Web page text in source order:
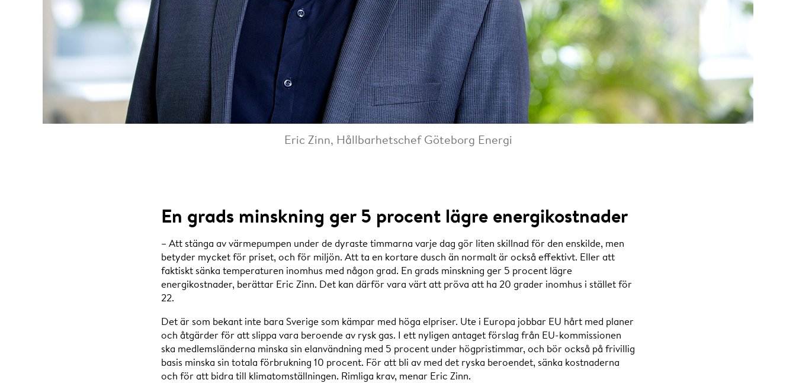
Eric Zinn, Hållbarhetschef Göteborg Energi
En grads minskning ger 5 procent lägre energikostnader
– Att stänga av värmepumpen under de dyraste timmarna varje dag gör liten skillnad för den enskilde, men
betyder mycket för priset, och för miljön. Att ta en kortare dusch än normalt är också effektivt. Eller att
faktiskt sänka temperaturen inomhus med någon grad. En grads minskning ger 5 procent lägre
energikostnader, berättar Eric Zinn. Det kan därför vara värt att pröva att ha 20 grader inomhus i stället för
22.
Det är som bekant inte bara Sverige som kämpar med höga elpriser. Ute i Europa jobbar EU hårt med planer
och åtgärder för att slippa vara beroende av rysk gas. I ett nyligen antaget förslag från EU-kommissionen
ska medlemsländerna minska sin elanvändning med 5 procent under högpristimmar, och bör också på frivillig
basis minska sin totala förbrukning 10 procent. För att bli av med det ryska beroendet, sänka kostnaderna
och för att bidra till klimatomställningen. Rimliga krav, menar Eric Zinn.